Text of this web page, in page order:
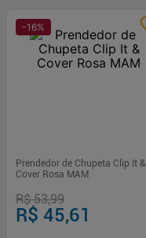
-16%
Prendedor de Chupeta Clip It &
Cover Rosa MAM
R$ 53,99
R$ 45,61